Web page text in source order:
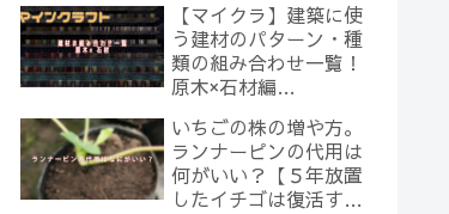
【マイクラ】建築に使
う建材のパターン・種
類の組み合わせ一覧！
原木×石材編
いちごの株の増や方。
ランナーピンの代用は
何がいい？【５年放置
したイチゴは復活する